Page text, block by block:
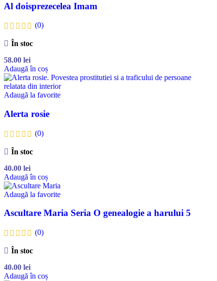
Al doisprezecelea Imam
(0)
În stoc
58.00 lei
Adaugă în coș
Adaugă la favorite
Alerta rosie
(0)
În stoc
40.00 lei
Adaugă în coș
Adaugă la favorite
Ascultare Maria Seria O genealogie a harului 5
(0)
În stoc
40.00 lei
Adaugă în coș